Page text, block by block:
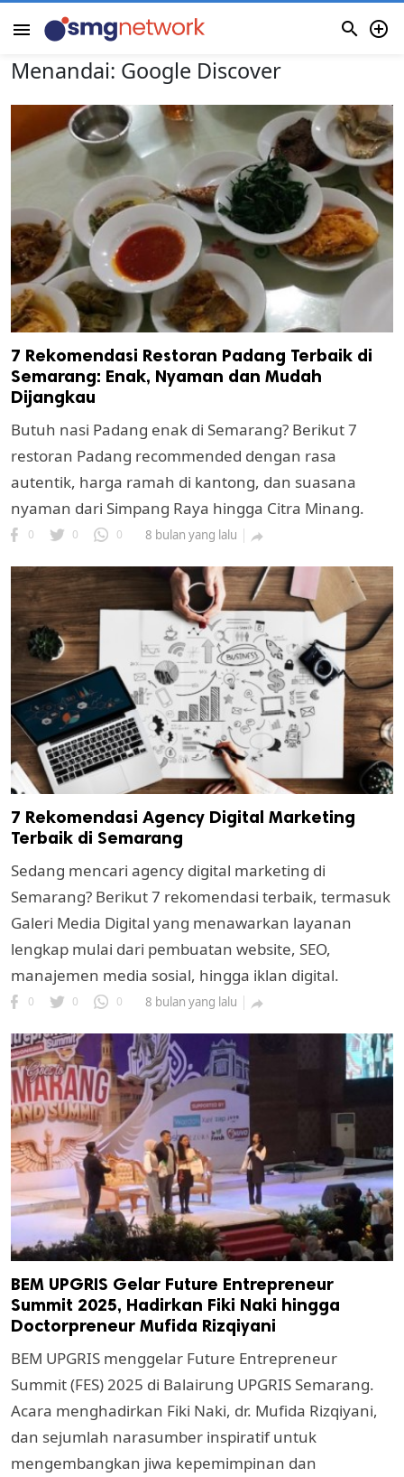
menu  
cipta.
Menandai: Google Discover
7 Rekomendasi Restoran Padang Terbaik di
Semarang: Enak, Nyaman dan Mudah
Dijangkau
Butuh nasi Padang enak di Semarang? Berikut 7
restoran Padang recommended dengan rasa
autentik, harga ramah di kantong, dan suasana
nyaman dari Simpang Raya hingga Citra Minang.
0 0 0 8 bulan yang lalu 
7 Rekomendasi Agency Digital Marketing
Terbaik di Semarang
Sedang mencari agency digital marketing di
Semarang? Berikut 7 rekomendasi terbaik, termasuk
Galeri Media Digital yang menawarkan layanan
lengkap mulai dari pembuatan website, SEO,
manajemen media sosial, hingga iklan digital.
0 0 0 8 bulan yang lalu 
BEM UPGRIS Gelar Future Entrepreneur
Summit 2025, Hadirkan Fiki Naki hingga
Doctorpreneur Mufida Rizqiyani
BEM UPGRIS menggelar Future Entrepreneur
Summit (FES) 2025 di Balairung UPGRIS Semarang.
Acara menghadirkan Fiki Naki, dr. Mufida Rizqiyani,
dan sejumlah narasumber inspiratif untuk
mengembangkan jiwa kepemimpinan dan